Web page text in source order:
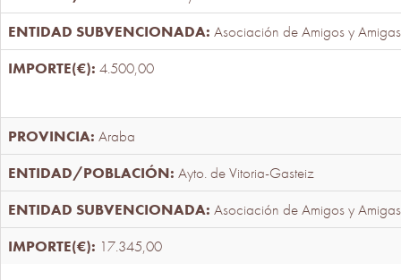
Asociación de Amigos y
4.500,00
Araba
Ayto. de Vitoria-Gasteiz
Asociación de Amigos y
17.345,00